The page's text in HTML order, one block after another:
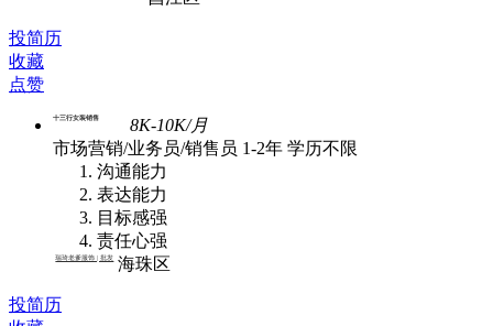
投简历
收藏
点赞
十三行女装销售
8K-10K/月
市场营销/业务员/销售员 1-2年 学历不限
沟通能力
表达能力
目标感强
责任心强
瑞琦老爹服饰 | 批发 海珠区
投简历